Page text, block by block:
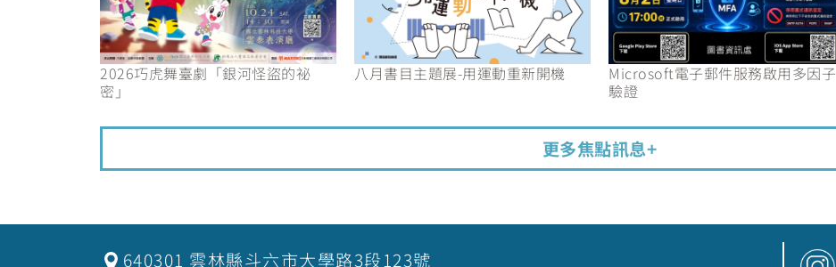
2026巧虎舞臺劇「銀河怪盜的祕
密」
八月書目主題展-用運動重新開機
Microsoft電子郵件服務啟用多因子
驗證
更多焦點訊息+
640301 雲林縣斗六市大學路3段123號